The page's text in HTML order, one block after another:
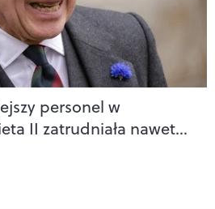
personel w
II zatrudniała nawet…